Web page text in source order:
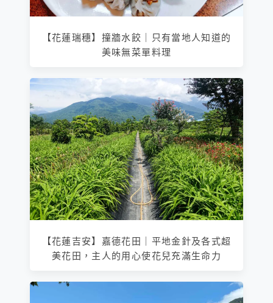
【花蓮瑞穗】撞牆水餃｜只有當地人知道的
美味無菜單料理
【花蓮吉安】嘉德花田｜平地金針及各式超
美花田，主人的用心使花兒充滿生命力